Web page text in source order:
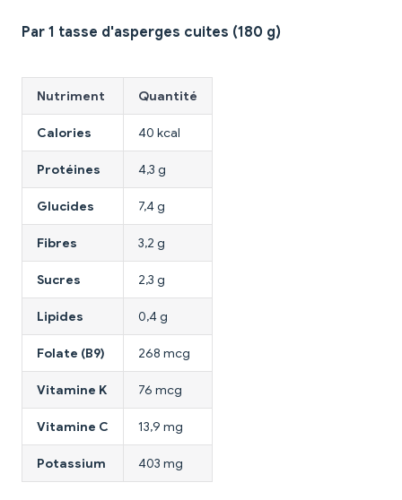
Par 1 tasse d'asperges cuites (180 g)
Nutriment Quantité
Calories 40 kcal
Protéines 4,3 g
Glucides 7,4 g
Fibres 3,2 g
Sucres 2,3 g
Lipides 0,4 g
Folate (B9) 268 mcg
Vitamine K 76 mcg
Vitamine C 13,9 mg
Potassium 403 mg